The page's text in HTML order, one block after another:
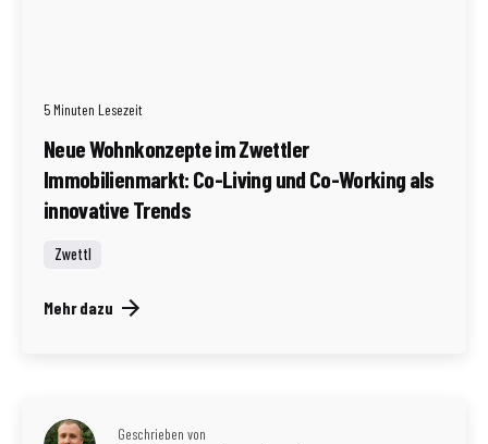
5 Minuten Lesezeit
Neue Wohnkonzepte im Zwettler
Immobilienmarkt: Co-Living und Co-Working als
innovative Trends
Zwettl
Mehr dazu
Geschrieben von